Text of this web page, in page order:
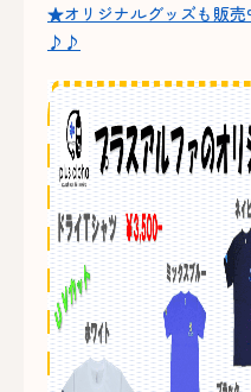
★オリジナルグッズも販売
♪♪